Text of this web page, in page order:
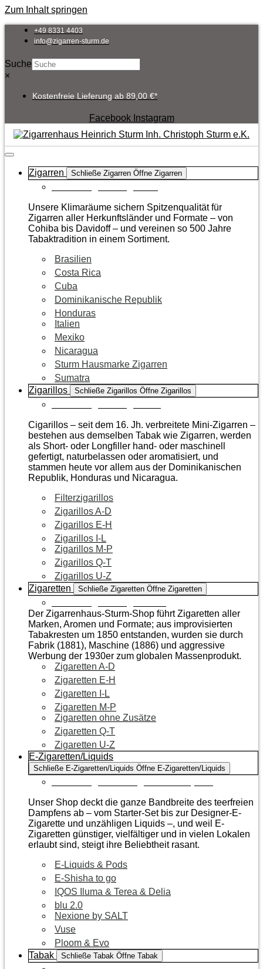
Zum Inhalt springen
+49 8331 4403
info@zigarren-sturm.de
Suche
×
Kostenfreie Lieferung ab 89,00 €*
Facebook Instagram
Zigarren Schließe Zigarren Öffne Zigarren
Unsere Klimaräume sichern Spitzenqualität für
Zigarren aller Herkunftsländer und Formate – von
Cohiba bis Davidoff – und vereinen so 500 Jahre
Tabaktradition in einem Sortiment.
Brasilien
Costa Rica
Cuba
Dominikanische Republik
Honduras
Italien
Mexiko
Nicaragua
Sturm Hausmarke Zigarren
Sumatra
Zigarillos
Schließe Zigarillos Öffne Zigarillos
Cigarillos – seit dem 16. Jh. verbreitete Mini-Zigarren –
bestehen aus demselben Tabak wie Zigarren, werden
als Short- oder Longfiller hand- oder maschinell
gefertigt, naturbelassen oder aromatisiert, und
stammen heute vor allem aus der Dominikanischen
Republik, Honduras und Nicaragua.
Filterzigarillos
Zigarillos A-D
Zigarillos E-H
Zigarillos I-L
Zigarillos M-P
Zigarillos Q-T
Zigarillos U-Z
Zigaretten
Schließe Zigaretten Öffne Zigaretten
Der Zigarrenhaus-Sturm-Shop führt Zigaretten aller
Marken, Aromen und Formate; aus improvisierten
Tabakresten um 1850 entstanden, wurden sie durch
Fabrik (1881), Maschine (1886) und aggressive
Werbung der 1930er zum globalen Massenprodukt.
Zigaretten A-D
Zigaretten E-H
Zigaretten I-L
Zigaretten M-P
Zigaretten ohne Zusätze
Zigaretten Q-T
Zigaretten U-Z
E-Zigaretten/Liquids
Schließe E-Zigaretten/Liquids Öffne E-Zigaretten/Liquids
Unser Shop deckt die ganze Bandbreite des teerfreien
Dampfens ab – vom Starter-Set bis zur Designer-E-
Zigarette und unzähligen Liquids –, und weil E-
Zigaretten günstiger, vielfältiger und in vielen Lokalen
erlaubt sind, steigt ihre Beliebtheit rasant.
E-Liquids & Pods
E-Shisha to go
IQOS Iluma & Terea & Delia
blu 2.0
Nexione by SALT
Vuse
Ploom & Evo
Tabak
Schließe Tabak Öffne Tabak